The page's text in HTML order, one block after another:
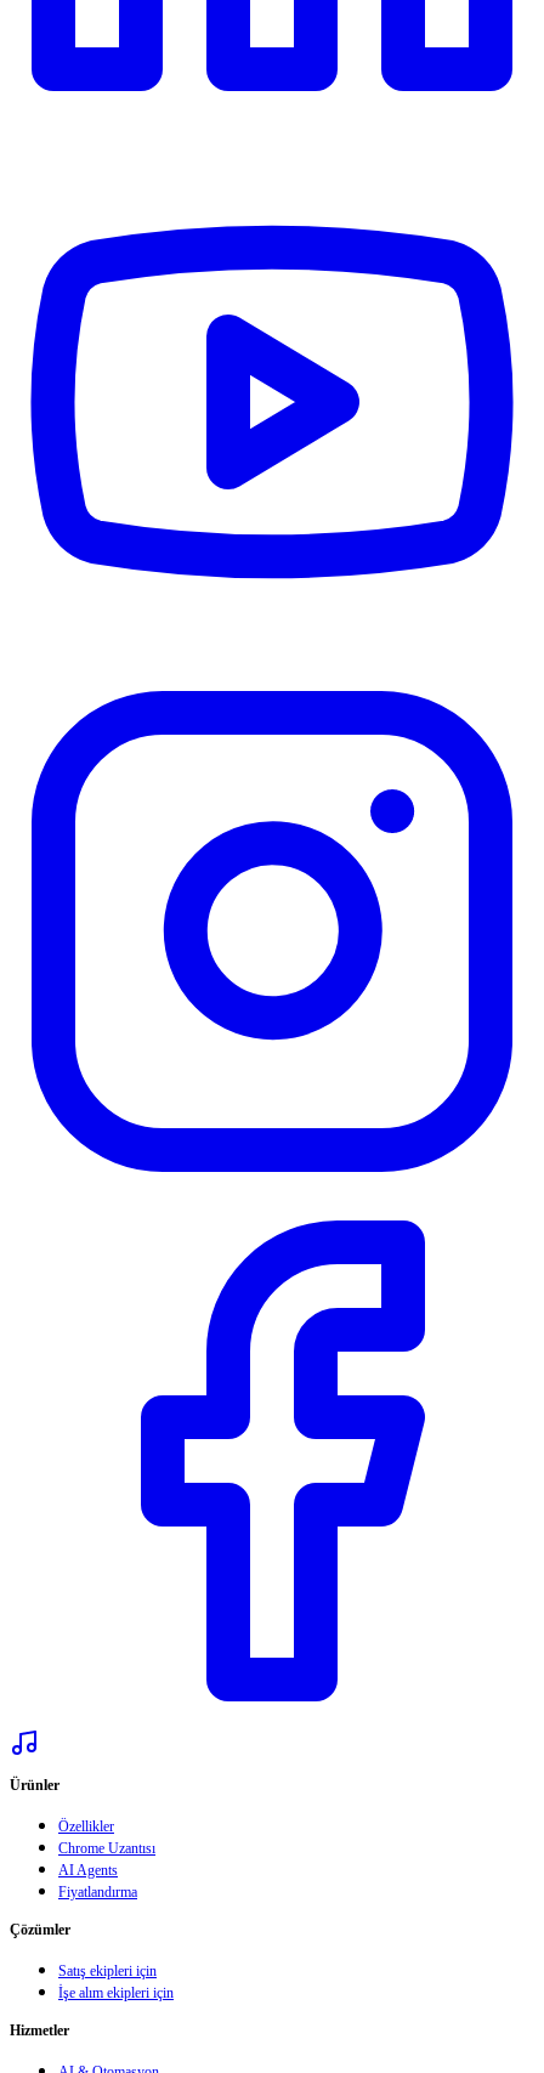
Ürünler
Özellikler
Chrome Uzantısı
AI Agents
Fiyatlandırma
Çözümler
Satış ekipleri için
İşe alım ekipleri için
Hizmetler